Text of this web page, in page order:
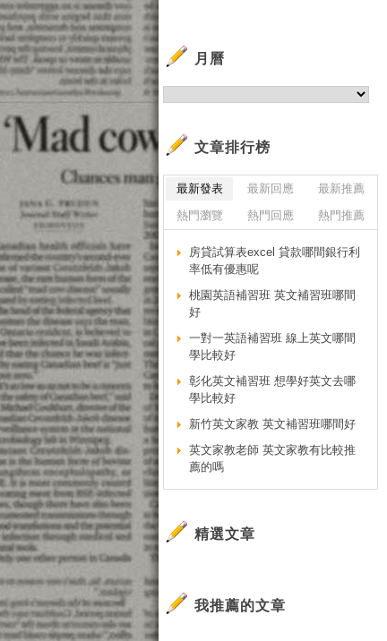
月曆
文章排行榜
最新發表 最新回應
最新推薦
熱門瀏覽
熱門回應 熱門推薦
房貸試算表excel 貸款哪間銀行利
率低有優惠呢
桃園英語補習班 英文補習班哪間
好
一對一英語補習班 線上英文哪間
學比較好
彰化英文補習班 想學好英文去哪
學比較好
新竹英文家教 英文補習班哪間好
英文家教老師 英文家教有比較推
薦的嗎
精選文章
我推薦的文章